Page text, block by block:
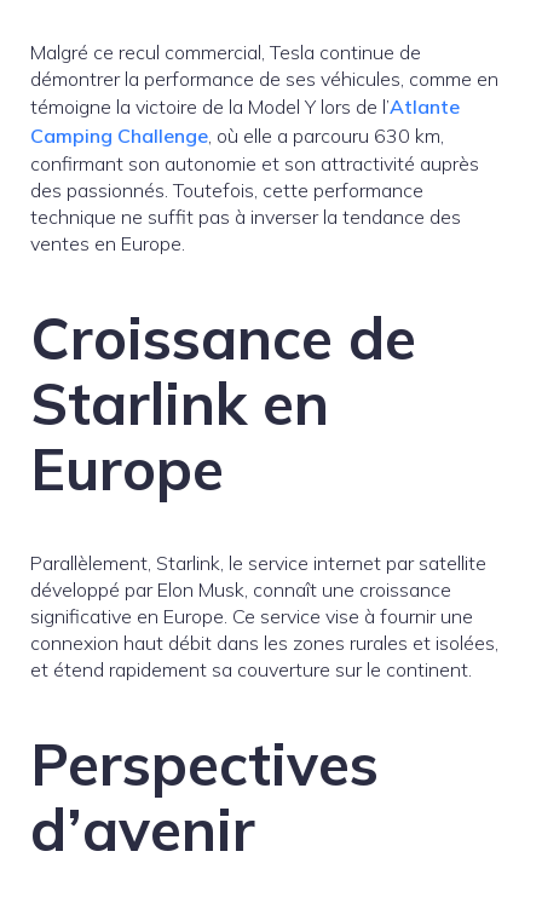
Malgré ce recul commercial, Tesla continue de
démontrer la performance de ses véhicules, comme en
témoigne la victoire de la Model Y lors de l’Atlante
Camping Challenge, où elle a parcouru 630 km,
confirmant son autonomie et son attractivité auprès
des passionnés. Toutefois, cette performance
technique ne suffit pas à inverser la tendance des
ventes en Europe.
Croissance de
Starlink en
Europe
Parallèlement, Starlink, le service internet par satellite
développé par Elon Musk, connaît une croissance
significative en Europe. Ce service vise à fournir une
connexion haut débit dans les zones rurales et isolées,
et étend rapidement sa couverture sur le continent.
Perspectives
d’avenir